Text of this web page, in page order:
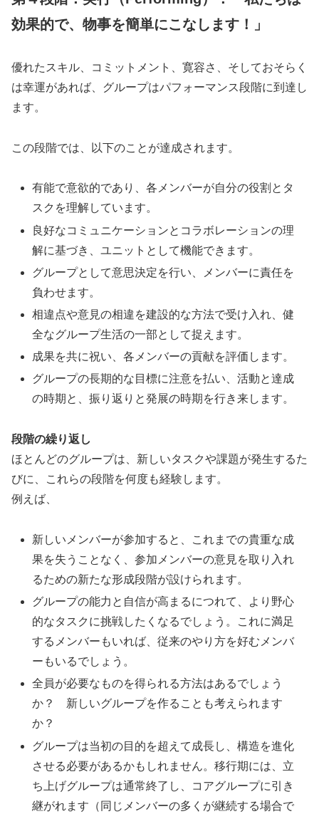
効果的で、物事を簡単にこなします！
」
優れたスキル、コミットメント、寛容さ、そしておそらく
は幸運があれば、グループはパフォーマンス段階に到達し
ます。
この段階では、以下のことが達成されます。
有能で意欲的であり、各メンバーが自分の役割とタ
スクを理解しています。
良好なコミュニケーションとコラボレーションの理
解に基づき、ユニットとして機能できます。
グループとして意思決定を行い、メンバーに責任を
負わせます。
相違点や意見の相違を建設的な方法で受け入れ、健
全なグループ生活の一部として捉えます。
成果を共に祝い、各メンバーの貢献を評価します。
グループの長期的な目標に注意を払い、活動と達成
の時期と、振り返りと発展の時期を行き来します。
段階の繰り返し
ほとんどのグループは、新しいタスクや課題が発生するた
びに、これらの段階を何度も経験します。
例えば、
新しいメンバーが参加すると、これまでの貴重な成
果を失うことなく、参加メンバーの意見を取り入れ
るための新たな形成段階が設けられます。
グループの能力と自信が高まるにつれて、より野心
的なタスクに挑戦したくなるでしょう。これに満足
するメンバーもいれば、従来のやり方を好むメンバ
ーもいるでしょう。
全員が必要なものを得られる方法はあるでしょう
か？ 新しいグループを作ることも考えられます
か？
グループは当初の目的を超えて成長し、構造を進化
させる必要があるかもしれません。移行期には、立
ち上げグループは通常終了し、コアグループに引き
継がれます（同じメンバーの多くが継続する場合で